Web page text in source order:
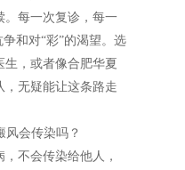
。每一次复诊，每一
和对“彩”的渴望。选
生，或者像合肥华夏
，无疑能让这条路走
风会传染吗？
不会传染给他人，